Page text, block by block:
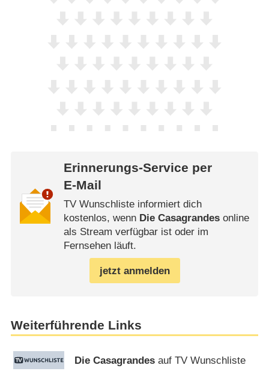
Erinnerungs-Service per
E-Mail
TV Wunschliste informiert dich
kostenlos, wenn Die Casagrandesonline
als Stream verfügbar ist oder im
Fernsehen läuft.
jetzt anmelden
Weiterführende Links
Die Casagrandes auf TV Wunschliste